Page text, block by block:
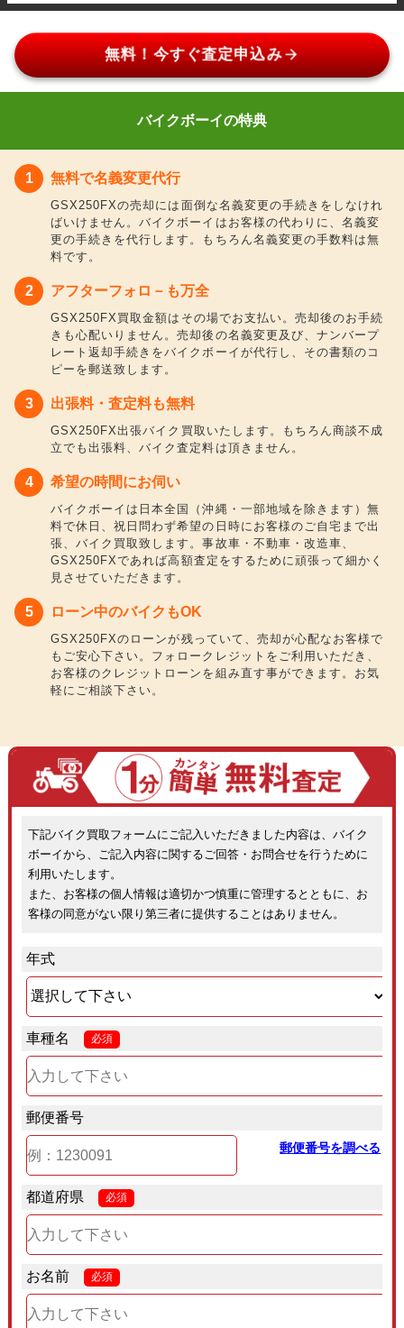
無料！今すぐ査定申込みarrow_forward
バイクボーイの特典
無料で名義変更代行
GSX250FXの売却には面倒な名義変更の手続きをしなけれ
ばいけません。バイクボーイはお客様の代わりに、名義変
更の手続きを代行します。もちろん名義変更の手数料は無
料です。
アフターフォロ－も万全
GSX250FX買取金額はその場でお支払い。売却後のお手続
きも心配いりません。売却後の名義変更及び、ナンバープ
レート返却手続きをバイクボーイが代行し、その書類のコ
ピーを郵送致します。
出張料・査定料も無料
GSX250FX出張バイク買取いたします。もちろん商談不成
立でも出張料、バイク査定料は頂きません。
希望の時間にお伺い
バイクボーイは日本全国（沖縄・一部地域を除きます）無
料で休日、祝日問わず希望の日時にお客様のご自宅まで出
張、バイク買取致します。事故車・不動車・改造車、
GSX250FXであれば高額査定をするために頑張って細かく
見させていただきます。
ローン中のバイクもOK
GSX250FXのローンが残っていて、売却が心配なお客様で
もご安心下さい。フォロークレジットをご利用いただき、
お客様のクレジットローンを組み直す事ができます。お気
軽にご相談下さい。
下記バイク買取フォームにご記入いただきました内容は、バイク
ボーイから、ご記入内容に関するご回答・お問合せを行うために
利用いたします。
また、お客様の個人情報は適切かつ慎重に管理するとともに、お
客様の同意がない限り第三者に提供することはありません。
年式
車種名 必須
郵便番号
郵便番号を調べる
都道府県 必須
お名前 必須